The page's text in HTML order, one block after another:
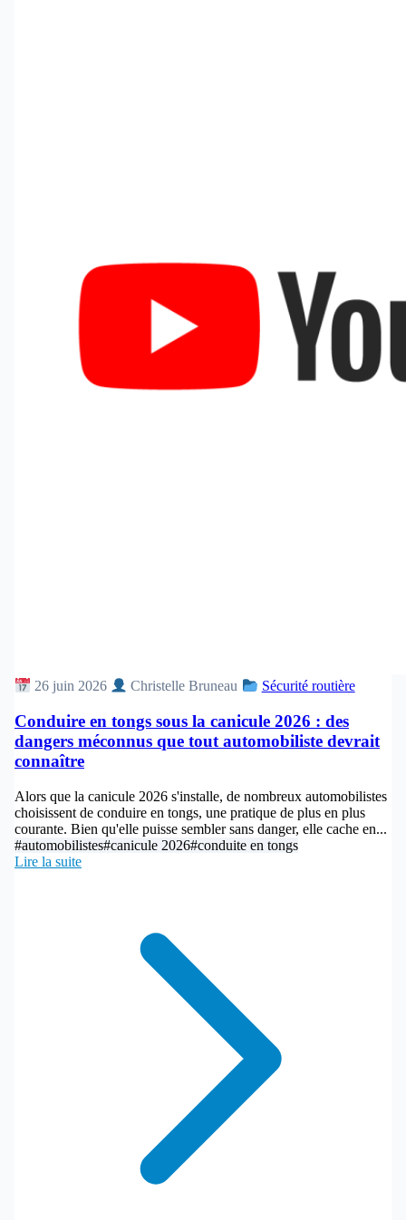
26 juin 2026 Christelle Bruneau Sécurité routière
Conduire en tongs sous la canicule 2026 : des
dangers méconnus que tout automobiliste devrait
connaître
Alors que la canicule 2026 s'installe, de nombreux automobilistes
choisissent de conduire en tongs, une pratique de plus en plus
courante. Bien qu'elle puisse sembler sans danger, elle cache en...
#automobilistes#canicule 2026#conduite en tongs
Lire la suite